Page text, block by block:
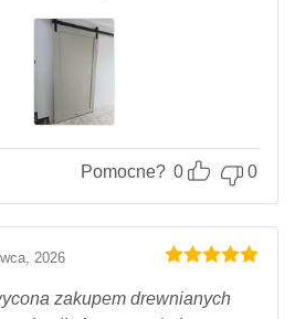
Pomocne? 0 0
na 5.
2026
zakupem drewnianych